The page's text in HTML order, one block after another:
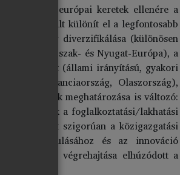
a közös európai keretek ellenére a
modellt különít el a legfontosabb
gazdaság diverzifikálása (különösen
(Észak- és Nyugat-Európa), a
(állami irányítású, gyakori
pl. Franciaország, Olaszország),
területek meghatározása is változó:
mások a foglalkoztatási/lakhatási
területeket szigorúan a közigazgatási
lassulásához és az innováció
pénzügyi végrehajtása elhúzódott a